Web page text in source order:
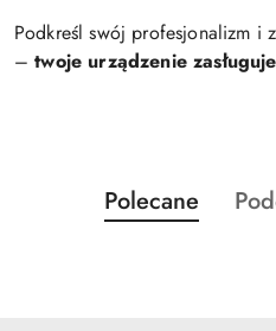
Podkreśl swój profesjonalizm i
–twoje urządzenie
Pomiń karuzelę
Produkty
o
Polecane